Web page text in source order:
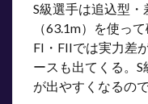
S級選手は追込型
（63.1m）を使っ
FI・FIIでは実力差
ースも出てくる。S
が出やすくなるので